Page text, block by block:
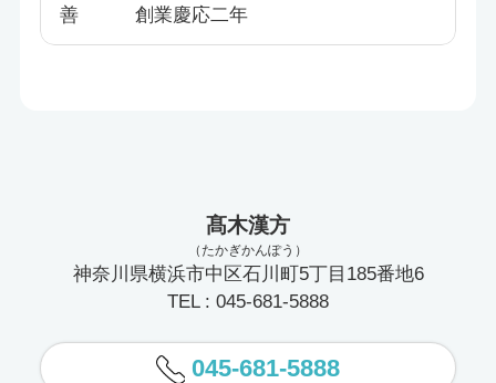
善 創業慶応二年
髙木漢方
（たかぎかんぽう）
神奈川県横浜市中区石川町5丁目185番地6
TEL : 045-681-5888
045-681-5888